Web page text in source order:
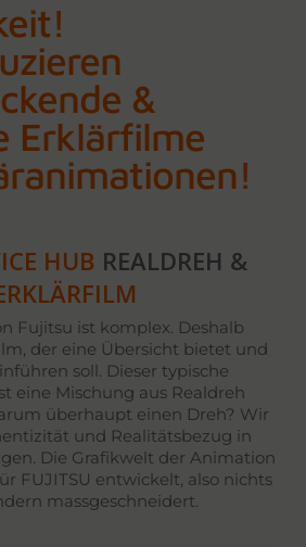
&
Erklärfilme
HUB REALDREH &
Fujitsu ist komplex. Deshalb
der eine Übersicht bietet und
soll. Dieser typische
eine Mischung aus Realdreh
überhaupt einen Dreh? Wir
und Realitätsbezug in
Die Grafikwelt der Animation
FUJITSU entwickelt, also nichts
massgeschneidert.